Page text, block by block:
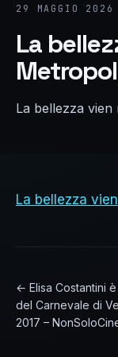
29 MAGGIO 2026
La
La bellezza
La bellezza
← Elisa Costantini
del Carnevale di
2017 –